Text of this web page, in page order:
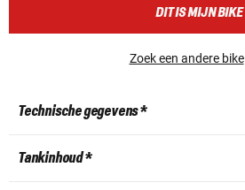
DIT IS MIJN BIKE
Zoek een andere bike
Technische gegevens *
Tankinhoud *